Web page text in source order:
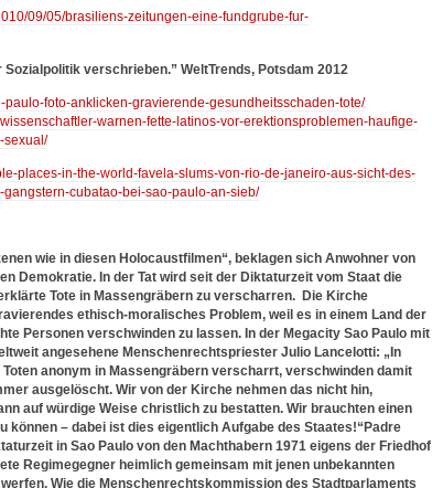
09/05/brasiliens-zeitungen-eine-fundgrube-fur-
verschrieben.” WeltTrends, Potsdam 2012
foto-anklicken-gravierende-gesundheitsschaden-tote/
warnen-fette-latinos-vor-erektionsproblemen-haufige-
sexual/
places-in-the-world-favela-slums-von-rio-de-janeiro-aus-sicht-des-
cubatao-bei-sao-paulo-an-sieb/
wie in diesen Holocaustfilmen“, beklagen sich Anwohner von
Demokratie. In der Tat wird seit der Diktaturzeit vom Staat die
Tote in Massengräbern zu verscharren. Die Kirche
ethisch-moralisches Problem, weil es in einem Land der
Personen verschwinden zu lassen. In der Megacity Sao Paulo mit
angesehene Menschenrechtspriester Julio Lancelotti: „In
anonym in Massengräbern verscharrt, verschwinden damit
ausgelöscht. Wir von der Kirche nehmen das nicht hin,
auf würdige Weise christlich zu bestatten. Wir brauchten einen
können – dabei ist dies eigentlich Aufgabe des Staates!“ Padre
in Sao Paulo von den Machthabern 1971 eigens der Friedhof
Regimegegner heimlich gemeinsam mit jenen unbekannten
Wie die Menschenrechtskommission des Stadtparlaments